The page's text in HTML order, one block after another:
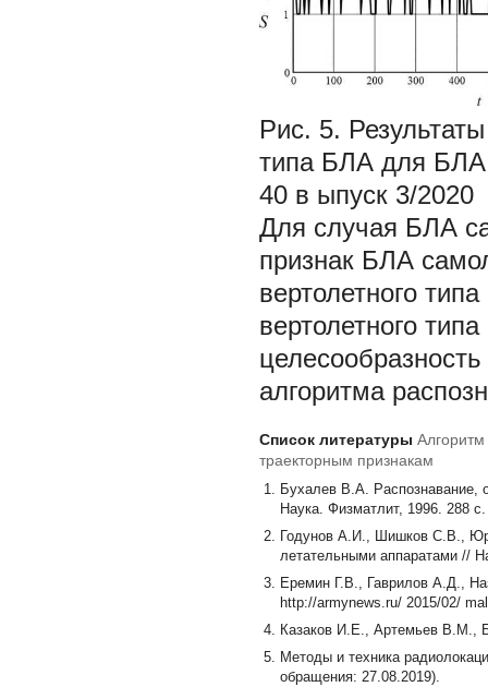
Рис. 5.
типа БЛА для БЛА
40 в ыпуск 3/2020
Для случая БЛА
признак БЛА
вертолетного
вертолетного типа
алгоритма
Список литературы
траекторным признакам
Бухалев В.А. Распознавание,
Наука. Физматлит, 1996. 288 с.
Годунов А.И., Шишков С.В.,
летательными аппаратами //
Еремин Г.В., Гаврилов А.Д.,
http://armynews.ru/ 2015/02/
Казаков И.Е., Артемьев В.М.,
Методы и техника
обращения: 27.08.2019).